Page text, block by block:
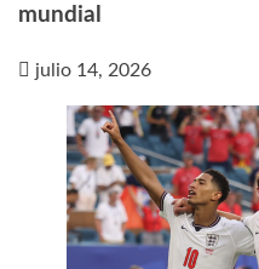
mundial
julio 14, 2026